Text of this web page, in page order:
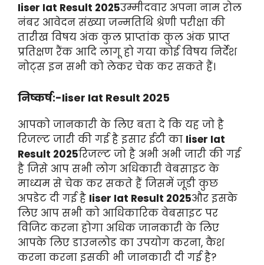
Iiser Iat Result 2025उम्मीदवार अपना नाम रोल
नंबर आवेदन संख्या जन्मतिथि श्रेणी परीक्षा की
तारीख विषय अंक कुल प्राप्तांक कुल अंक प्राप्त
प्रतिक्षण रैंक आदि लागू हो गया कोई विषय निर्देश
नोट्स इन सभी को लेकर चेक कर सकते हैं।
निष्कर्ष:-Iiser Iat Result 2025
आपको जानकारी के लिए बता दे कि यह जो है
रिजल्ट जारी की गई है इसार ईटी का Iiser Iat
Result 2025रिजल्ट जो है अभी अभी जारी की गई
है जिसे आप सभी लोग अधिकारी वेबसाइट के
माध्यम से चेक कर सकते हैं जिसमें जूडी कुछ
अपडेट दी गई है Iiser Iat Result 2025और इसके
लिए आप सभी को आधिकारिक वेबसाइट पर
विजिट करना होगा अधिक जानकारी के लिए
आपके लिए डाउनलोड का उपयोग करना, कैश
करना करना इसकी भी जानकारी दी गई है?